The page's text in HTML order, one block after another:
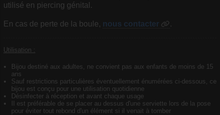
utilisé en piercing génital.
En cas de perte de la boule, nous contacter .
Utilisation :
Bijou destiné aux adultes, ne convient pas aux enfants de moins de 15
ans
Sauf restrictions particulières éventuellement énumérées ci-dessous, ce
bijou est conçu pour une utilisation quotidienne
Désinfecter à réception et avant chaque usage
Il est préférable de se placer au dessus d'une serviette lors de la pose
pour éviter tout rebond d'un élément si il venait à tomber